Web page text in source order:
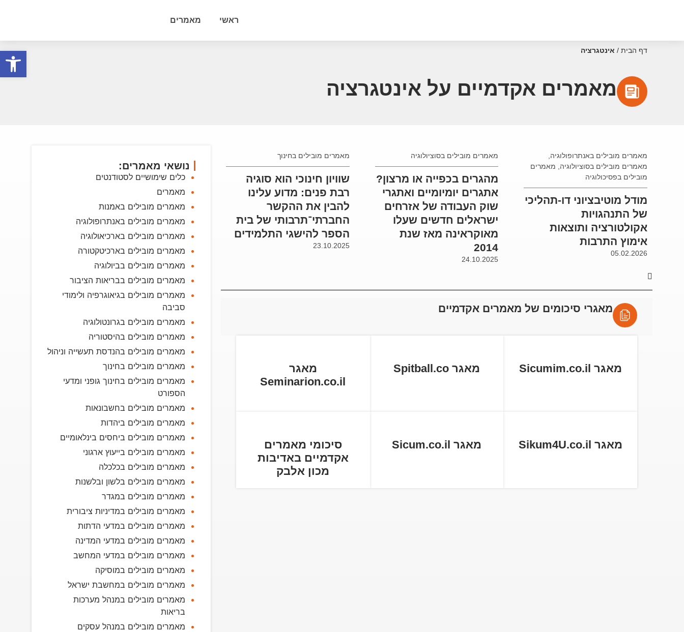
ראשי מאמרים
דף הבית / אינטגרציה
מאמרים אקדמיים על אינטגרציה
מאמרים מובילים באנתרופולוגיה
מאמרים מובילים בסוציולוגיה
מאמרים
מובילים בפסיכולוגיה
מודל מוטיבציוני דו-תהליכי
של התנהגויות
אקולטורציה ותוצאות
אימוץ התרבות
05.02.2026
מאמרים מובילים בסוציולוגיה
מהגרים בכפייה או מרצון?
אתגרים יומיומיים ואתגרי
שוק העבודה של אזרחים
ישראלים חדשים שעלו
מאוקראינה מאז שנת
2014
24.10.2025
מאמרים מובילים בחינוך
שוויון חינוכי הוא סוגיה
רבת פנים: מדוע עלינו
להבין את ההקשר
החברתי־תרבותי של בית
הספר להישגי התלמידים
23.10.2025
מאגרי סיכומים של מאמרים אקדמיים
מאגר Sicumim.co.il מאגר Spitball.co
מאגר
Seminarion.co.il
מאגר Sikum4U.co.il מאגר Sicum.co.il
סיכומי מאמרים
אקדמיים באדיבות
מכון אלבק
נושאי מאמרים:
כלים שימושיים לסטודנטים
מאמרים
מאמרים מובילים באמנות
מאמרים מובילים באנתרופולוגיה
מאמרים מובילים בארכיאולוגיה
מאמרים מובילים בארכיטקטורה
מאמרים מובילים בביולוגיה
מאמרים מובילים בבריאות הציבור
מאמרים מובילים בגיאוגרפיה ולימודי
סביבה
מאמרים מובילים בגרונטולוגיה
מאמרים מובילים בהיסטוריה
מאמרים מובילים בהנדסת תעשייה וניהול
מאמרים מובילים בחינוך
מאמרים מובילים בחינוך גופני ומדעי
הספורט
מאמרים מובילים בחשבונאות
מאמרים מובילים ביהדות
מאמרים מובילים ביחסים בינלאומיים
מאמרים מובילים בייעוץ ארגוני
מאמרים מובילים בכלכלה
מאמרים מובילים בלשון ובלשנות
מאמרים מובילים במגדר
מאמרים מובילים במדיניות ציבורית
מאמרים מובילים במדעי הדתות
מאמרים מובילים במדעי המדינה
מאמרים מובילים במדעי המחשב
מאמרים מובילים במוסיקה
מאמרים מובילים במחשבת ישראל
מאמרים מובילים במנהל מערכות
בריאות
מאמרים מובילים במנהל עסקים
פתח